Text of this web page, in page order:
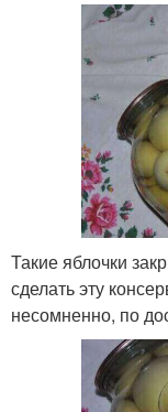
Такие яблочки
сделать эту
несомненно, по